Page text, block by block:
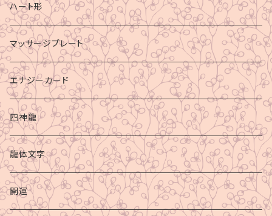
ハート形
マッサージプレート
エナジーカード
四神龍
龍体文字
開運